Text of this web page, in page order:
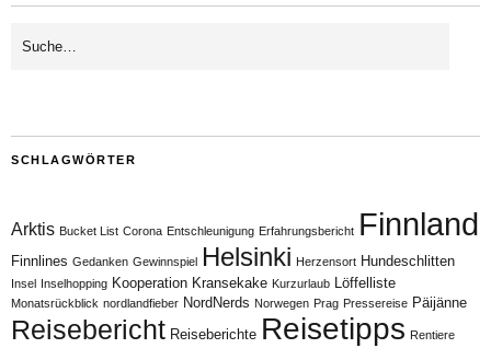
SCHLAGWÖRTER
Arktis Bucket List Corona Entschleunigung Erfahrungsbericht Finnland
Finnlines Gedanken Gewinnspiel Helsinki Herzensort Hundeschlitten
Insel Inselhopping Kooperation Kransekake Kurzurlaub Löffelliste
Monatsrückblick nordlandfieber NordNerds Norwegen Prag Pressereise Päijänne
Reisebericht Reiseberichte Reisetipps Rentiere